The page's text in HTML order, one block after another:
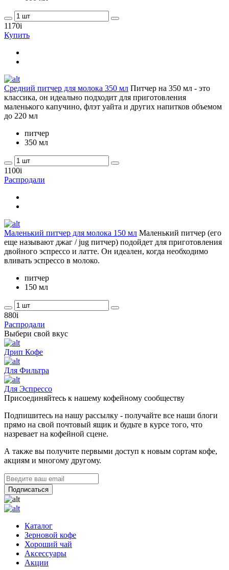
1170i
Купить
Средний питчер для молока 350 мл Питчер на 350 мл - это
классика, он идеально подходит для приготовления
маленького капучино, флэт уайта и других напитков объемом
до 220 мл
питчер
350 мл
1100i
Распродали
Маленький питчер для молока 150 мл Маленький питчер (его
еще называют джаг / jug питчер) подойдет для приготовления
двойного эспрессо и латте. Он идеален, когда необходимо
вливать эспрессо в молоко.
питчер
150 мл
880i
Распродали
Выбери свой вкус
Дрип Кофе
Для Фильтра
Для Эспрессо
Присоединяйтесь к нашему кофейному сообществу
Подпишитесь на нашу рассылку - получайте все наши блоги
прямо на свой почтовый ящик и будьте в курсе того, что
назревает на кофейной сцене.
А также вы получите первыми доступ к новым сортам кофе,
акциям и многому другому.
Каталог
Зерновой кофе
Хороший чай
Аксессуары
Акции